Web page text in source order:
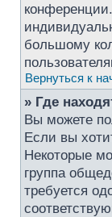
большому
Вернуться к
» Где
Вы можете
Если вы
Некоторые
группа
требуется